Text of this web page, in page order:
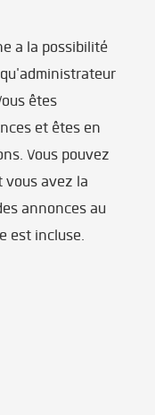
a la possibilité
êtes
et êtes en
Vous pouvez
avez la
annonces au
est incluse.